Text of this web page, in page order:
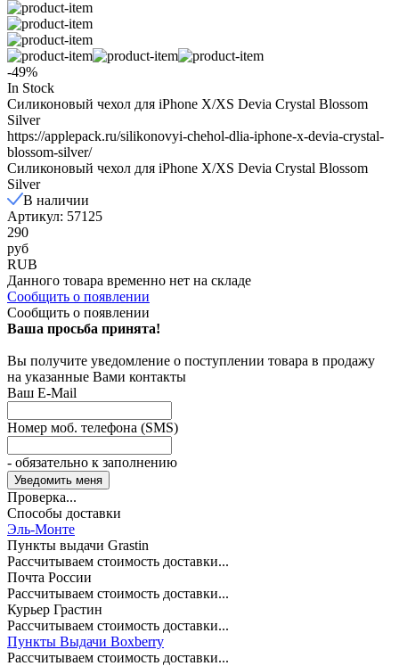
-49%
In Stock
Силиконовый чехол для iPhone X/XS Devia Crystal Blossom
Silver
https://applepack.ru/silikonovyi-chehol-dlia-iphone-x-devia-crystal-
blossom-silver/
Силиконовый чехол для iPhone X/XS Devia Crystal Blossom
Silver
В наличии
Артикул: 57125
290
руб
RUB
Данного товара временно нет на складе
Сообщить о появлении
Сообщить о появлении
Ваша просьба принята!
Вы получите уведомление о поступлении товара в продажу
на указанные Вами контакты
Ваш E-Mail
Номер моб. телефона (SMS)
- обязательно к заполнению
Проверка...
Способы доставки
Эль-Монте
Пункты выдачи Grastin
Рассчитываем стоимость доставки...
Почта России
Рассчитываем стоимость доставки...
Курьер Грастин
Рассчитываем стоимость доставки...
Пункты Выдачи Boxberry
Рассчитываем стоимость доставки...